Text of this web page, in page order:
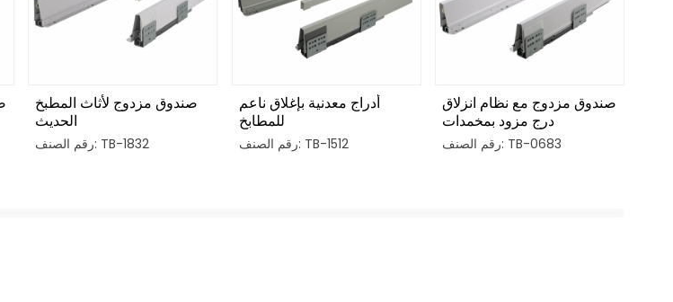
صندوق مزدوج لأثاث المطبخ
الحديث
رقم الصنف: TB-1832
أدراج معدنية بإغلاق ناعم
للمطابخ
رقم الصنف: TB-1512
صندوق مزدوج مع نظام انزلاق
درج مزود بمخمدات
رقم الصنف: TB-0683